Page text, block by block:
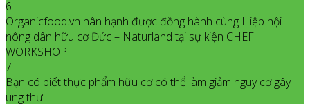
6
Organicfood.vn hân hạnh được đồng hành cùng Hiệp hội
nông dân hữu cơ Đức – Naturland tại sự kiện CHEF
WORKSHOP
7
Bạn có biết thực phẩm hữu cơ có thể làm giảm nguy cơ gây
ung thư